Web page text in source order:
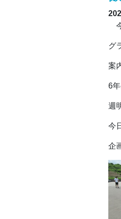
グ
案
6
週
今
企